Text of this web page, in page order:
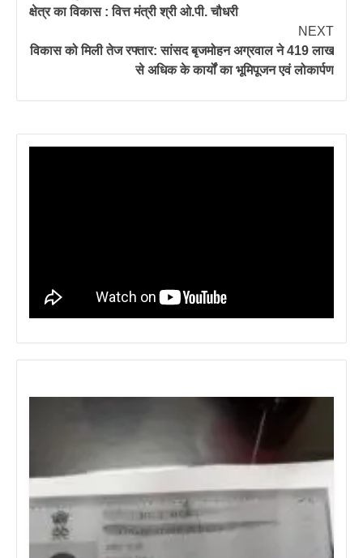
क्षेत्र का विकास : वित्त मंत्री श्री ओ.पी. चौधरी
NEXT
विकास को मिली तेज रफ्तार: सांसद बृजमोहन अग्रवाल ने 419 लाख
से अधिक के कार्यों का भूमिपूजन एवं लोकार्पण